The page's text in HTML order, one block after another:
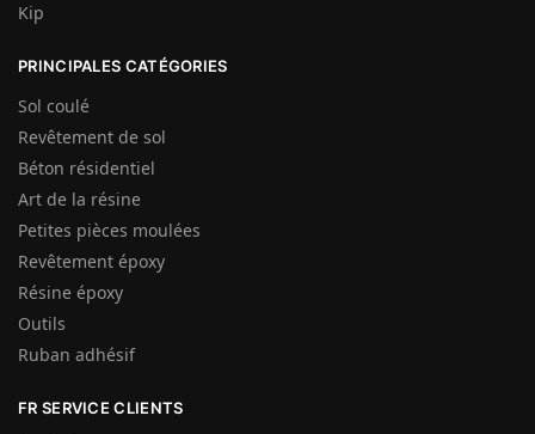
Kip
PRINCIPALES CATÉGORIES
Sol coulé
Revêtement de sol
Béton résidentiel
Art de la résine
Petites pièces moulées
Revêtement époxy
Résine époxy
Outils
Ruban adhésif
FR SERVICE CLIENTS